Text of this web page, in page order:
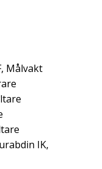
Målvakt
IK,